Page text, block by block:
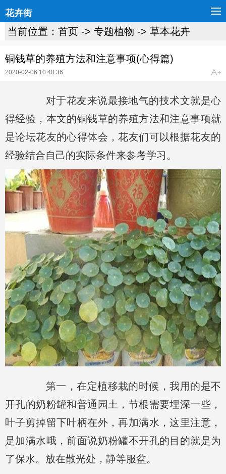
花卉街
当前位置： 首页 -> 专题植物 -> 草本花卉
铜钱草的养殖方法和注意事项(心得篇)
2020-02-06 10:40:36
对于花友来说最接地气的技术文就是心
得经验，本文的铜钱草的养殖方法和注意事项就
是论坛花友的心得体会，花友们可以根据花友的
经验结合自己的实际条件来参考学习。
第一，在定植移栽的时候，我用的是不
开孔的奶粉罐和普通园土，节根需要埋深一些，
叶子剪掉留下叶柄在外，再加满水，这里注意，
是加满水哦，前面说奶粉罐不开孔的目的就是为
了保水。放在散光处，静等服盆。